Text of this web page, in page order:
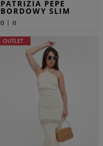
PATRIZIA PEPE
BORDOWY SLIM
0 II
OUTLET